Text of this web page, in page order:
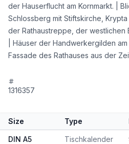
der Hauserflucht am Kornmarkt. |
Schlossberg mit Stiftskirche,
der Rathaustreppe, der westlichen
| Häuser der Handwerkergilden
Fassade des Rathauses aus der
1316357
Size Type
DIN A5 Tischkalender